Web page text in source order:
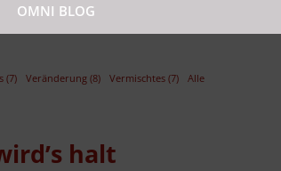
OMNI BLOG
(7) Veränderung (8) Vermischtes (7) Alle
halt